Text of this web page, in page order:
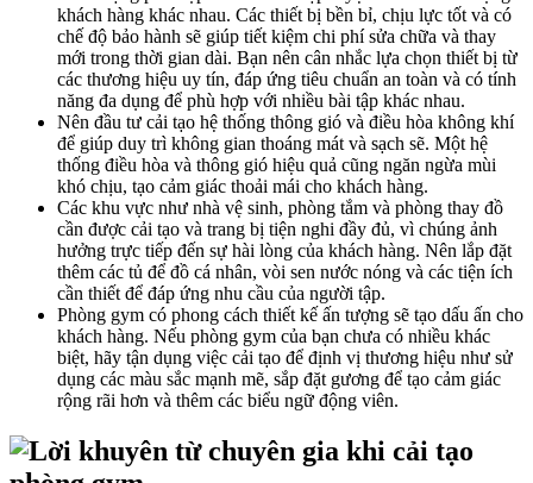
khách hàng khác nhau. Các thiết bị bền bỉ, chịu lực tốt và có
chế độ bảo hành sẽ giúp tiết kiệm chi phí sửa chữa và thay
mới trong thời gian dài. Bạn nên cân nhắc lựa chọn thiết bị từ
các thương hiệu uy tín, đáp ứng tiêu chuẩn an toàn và có tính
năng đa dụng để phù hợp với nhiều bài tập khác nhau.
Nên đầu tư cải tạo hệ thống thông gió và điều hòa không khí
để giúp duy trì không gian thoáng mát và sạch sẽ. Một hệ
thống điều hòa và thông gió hiệu quả cũng ngăn ngừa mùi
khó chịu, tạo cảm giác thoải mái cho khách hàng.
Các khu vực như nhà vệ sinh, phòng tắm và phòng thay đồ
cần được cải tạo và trang bị tiện nghi đầy đủ, vì chúng ảnh
hưởng trực tiếp đến sự hài lòng của khách hàng. Nên lắp đặt
thêm các tủ để đồ cá nhân, vòi sen nước nóng và các tiện ích
cần thiết để đáp ứng nhu cầu của người tập.
Phòng gym có phong cách thiết kế ấn tượng sẽ tạo dấu ấn cho
khách hàng. Nếu phòng gym của bạn chưa có nhiều khác
biệt, hãy tận dụng việc cải tạo để định vị thương hiệu như sử
dụng các màu sắc mạnh mẽ, sắp đặt gương để tạo cảm giác
rộng rãi hơn và thêm các biểu ngữ động viên.